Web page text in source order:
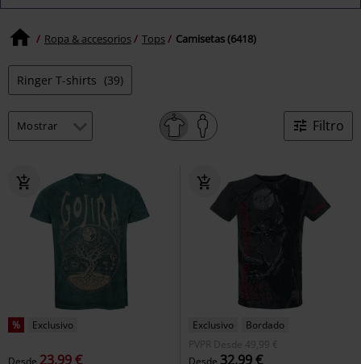
Ropa & accesorios Tops Camisetas (6418)
Ringer T-shirts (39)
Filtro
% Exclusivo
Desde 23,99 €
Exclusivo
Bordado
PVPR
Desde 49,99 €
Desde 32,99 €